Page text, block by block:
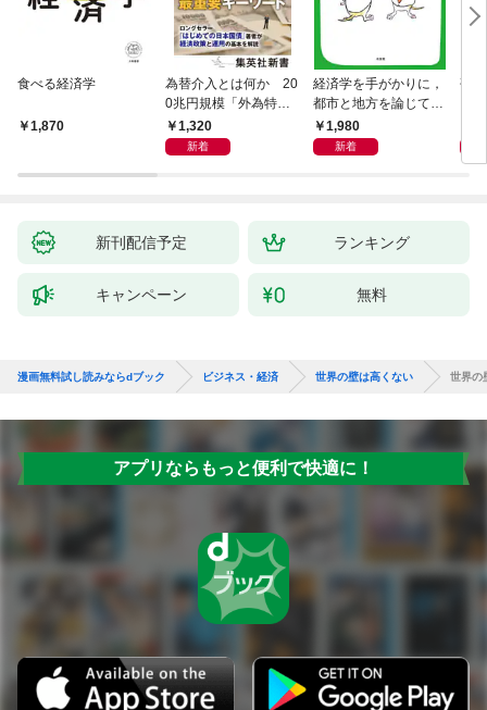
食べる経済学
1,870
為替介入とは何か 20
0兆円規模「外為特
会」が生まれた謎
1,320
新着
経済学を手がかりに，
都市と地方を論じてみ
よう1,980
新着
研
新刊配信予定 ランキング
キャンペーン 無料
漫画無料試し読みならdブック ビジネス・経済 世界の壁は高くない 世界の
アプリならもっと便利で快適に！